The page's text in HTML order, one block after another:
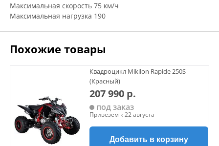
Максимальная скорость 75 км/ч
Максимальная нагрузка 190
Похожие товары
Квадроцикл Mikilon Rapide 250S
(Красный)
207 990 р.
под заказ
Привезем к 22 августа
Добавить в корзину